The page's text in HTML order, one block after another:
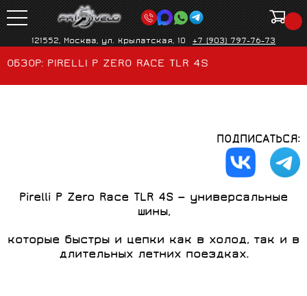
121552, Москва, ул. Крылатская, 10 +7 (903) 797-76-73
ОБЗОР: PIRELLI P ZERO RACE TLR 4S
ПОДПИСАТЬСЯ:
Pirelli P Zero Race TLR 4S — универсальные
шины,
которые быстры и цепки как в холод, так и в
длительных летних поездках.